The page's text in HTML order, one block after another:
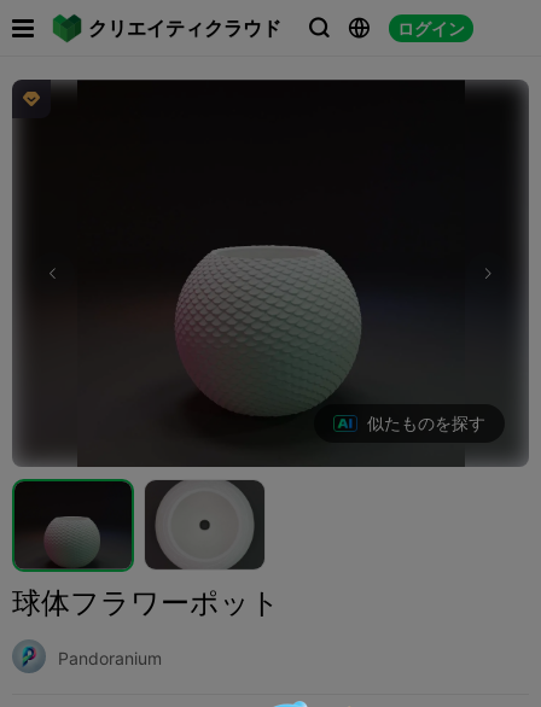
クリエイティクラウド   ログイン
 

似たものを探す
球体フラワーポット
Pandoranium